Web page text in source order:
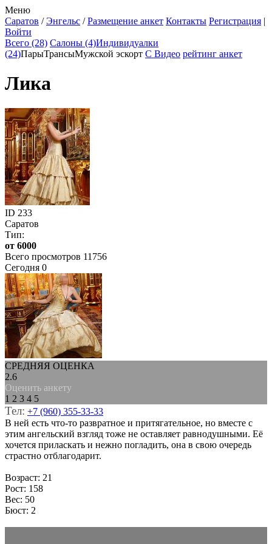
Меню
Саратов /Энгельс /Размещение анкет Контакты Регистрация |
Войти
Всего (28) Салоны (4)Индивидуалки
(24)ПарыТрансыМужской эскорт С Видео рейтинг анкет
Лика
ID 233
Саратов
Тип:
от 6000
Всего просмотров 11756
Сегодня 0
СРЕДНЯЯ ОЦЕНКА
2.6
Оценить анкету
1 2 3 4 5
Тел: +7 (960) 355-33-33
В ней есть что-то развратное и притягательное, но вместе с
этим ангельский взгляд тоже не оставляет равнодушными. Её
хочется приласкать и нежно погладить, она в свою очередь
страстно отблагодарит.
Возраст: 21
Рост: 158
Вес: 50
Бюст: 2